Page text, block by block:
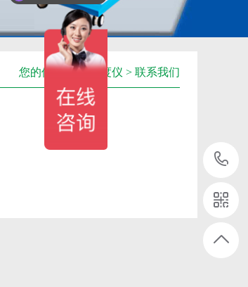
您的位置： 骨密度仪 > 联系我们